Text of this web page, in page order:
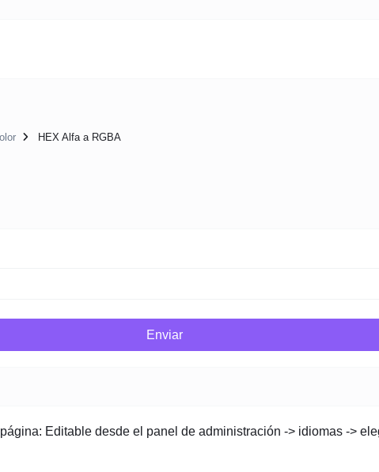
HEX Alfa a RGBA
Enviar
Editable desde el panel de administración -> idiomas ->